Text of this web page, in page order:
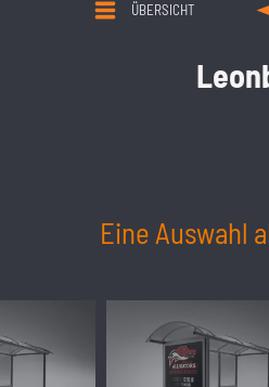
ÜBERSICHT
Eine Auswahl